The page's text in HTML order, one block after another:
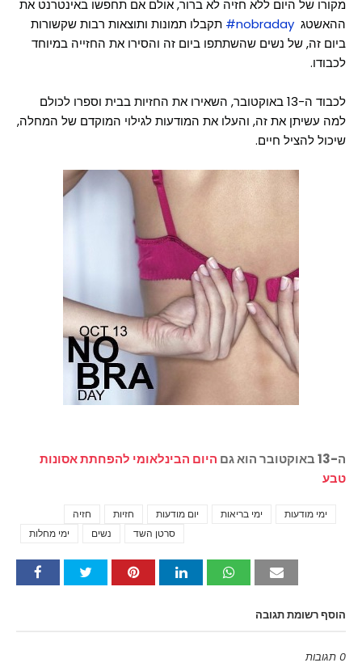
מקורו של היום ללא חזיה לא ברור, אולם אם תחפשו באינטרנט את
ההאשטג nobraday#
תקבלו תמונות ותוצאות רבות שקשורות
ביום זה, של נשים שהשתתפו ביום זה והסירו את החזייה במיוחד
לכבודו.
לכבוד ה-13 באוקטובר, השאירו את החזיות בבית וספרו לכולם
למה עשיתן את זה, והעלו את המודעות לגילוי המוקדם של המחלה,
שיכול להציל חיים.
ה-13 באוקטובר הוא גם
היום הבינלאומי להפחתת אסונות
טבע
חזיה חזיות יום מודעות ימי בריאות
ימי מודעות
ימי מחלות
נשים סרטן השד
הוסף רשומת תגובה
0 תגובות